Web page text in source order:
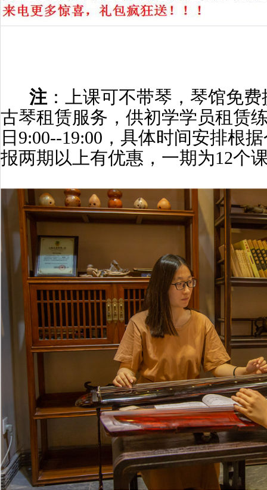
注：上课可不带琴，琴馆免
古琴租赁服务，供初学学员租赁
日9:00--19:00，具体时间安排根
报两期以上有优惠，一期为12个